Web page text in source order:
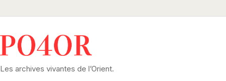
Les archives vivantes de l’Orient.